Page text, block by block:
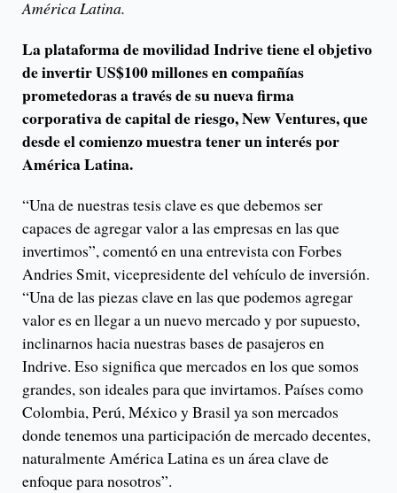
América Latina.
La plataforma de movilidad Indrive tiene el objetivo
de invertir US$100 millones en compañías
prometedoras a través de su nueva firma
corporativa de capital de riesgo, New Ventures, que
desde el comienzo muestra tener un interés por
América Latina.
“Una de nuestras tesis clave es que debemos ser
capaces de agregar valor a las empresas en las que
invertimos”, comentó en una entrevista con Forbes
Andries Smit, vicepresidente del vehículo de inversión.
“Una de las piezas clave en las que podemos agregar
valor es en llegar a un nuevo mercado y por supuesto,
inclinarnos hacia nuestras bases de pasajeros en
Indrive. Eso significa que mercados en los que somos
grandes, son ideales para que invirtamos. Países como
Colombia, Perú, México y Brasil ya son mercados
donde tenemos una participación de mercado decentes,
naturalmente América Latina es un área clave de
enfoque para nosotros”.